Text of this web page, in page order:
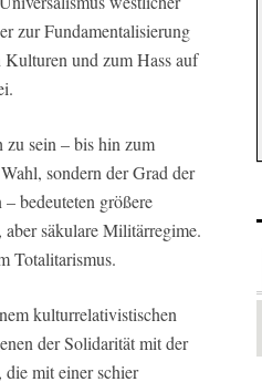
zur Fundamentalisierung
und zum Hass auf
zu sein – bis hin zum
sondern der Grad der
bedeuteten größere
aber säkulare Militärregime.
Totalitarismus.
kulturrelativistischen
der Solidarität mit der
mit einer schier